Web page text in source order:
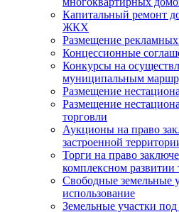
Капитальный ремонт
ЖКХ
Размещение
Концессионные
Конкурсы на
муниципальным
Размещение
Размещение
торговли
Аукционы на право
застроенной
Торги на право
комплексном развитии
Свободные земельные
использование
Земельные участки